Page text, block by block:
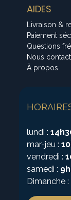
AIDES
Livraison &
Paiement
Questions
Nous
À propos
lundi :
mar-jeu :
vendredi :
samedi :
Dimanche :